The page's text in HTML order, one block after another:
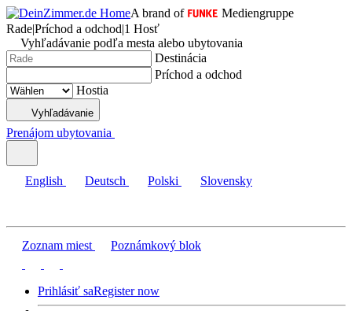
A brand of
Mediengruppe
Rade|Príchod a odchod|1 Hosť
Vyhľadávanie podľa mesta alebo ubytovania
Destinácia
Príchod a odchod
Hostia
Vyhľadávanie
Prenájom ubytovania
English Deutsch Polski Slovensky
Zoznam miest Poznámkový blok
Prihlásiť saRegister now